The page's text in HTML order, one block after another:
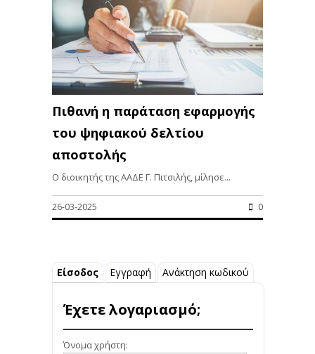
Πιθανή η παράταση εφαρμογής
του ψηφιακού δελτίου
αποστολής
Ο διοικητής της ΑΑΔΕ Γ. Πιτσιλής, μίλησε...
26-03-2025 0
Είσοδος Εγγραφή Ανάκτηση κωδικού
Έχετε λογαριασμό;
Όνομα χρήστη: